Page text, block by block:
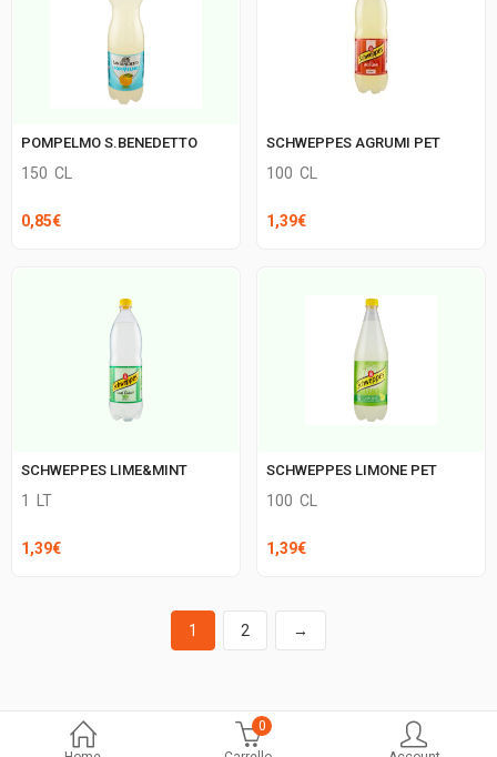
0
POMPELMO S.BENEDETTO
150 CL
0,85€
SCHWEPPES AGRUMI PET
100 CL
1,39€
SCHWEPPES LIME&MINT
1 LT
1,39€
SCHWEPPES LIMONE PET
100 CL
1,39€
1 2 →